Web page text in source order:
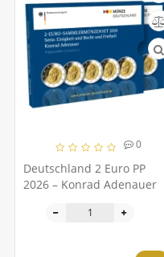
0
Deutschland 2 Euro PP
2026 – Konrad Adenauer